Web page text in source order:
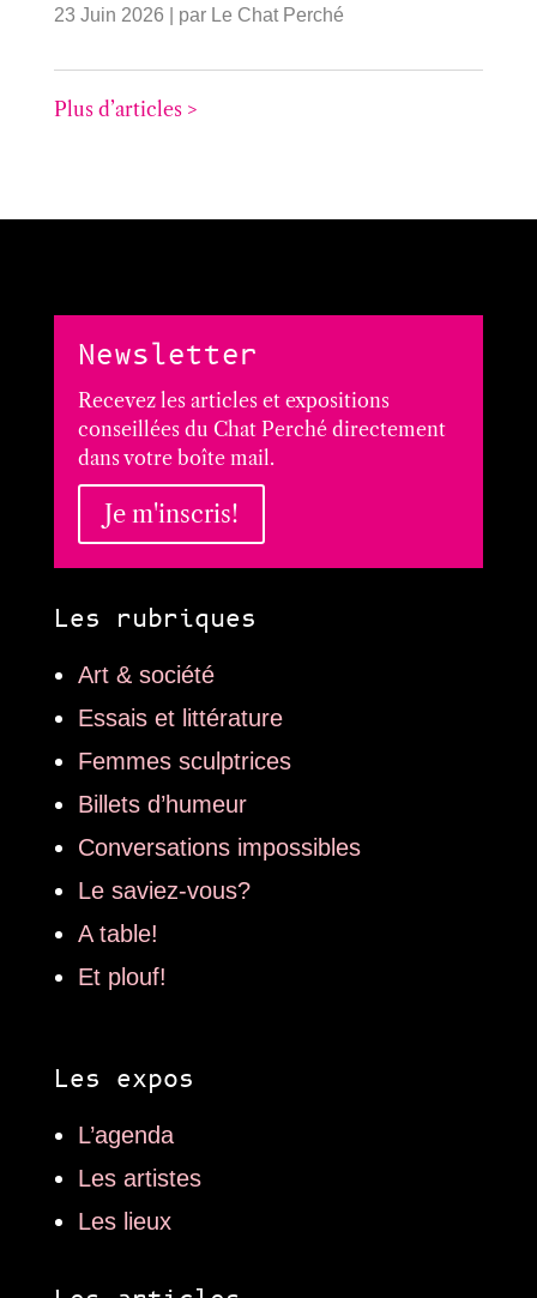
23 Juin 2026 | par Le Chat Perché
Plus d’articles >
Newsletter
Recevez les articles et expositions
conseillées du Chat Perché directement
dans votre boîte mail.
Je m'inscris!
Les rubriques
Art & société
Essais et littérature
Femmes sculptrices
Billets d’humeur
Conversations impossibles
Le saviez-vous?
A table!
Et plouf!
Les expos
L’agenda
Les artistes
Les lieux